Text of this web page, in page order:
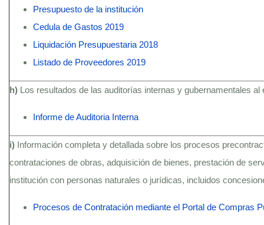
Presupuesto de la institución
Cedula de Gastos 2019
Liquidación Presupuestaria 2018
Listado de Proveedores 2019
h) Los resultados de las auditorías internas y gubernamentales al
Informe de Auditoria Interna
i) Información completa y detallada sobre los procesos
contrataciones de obras, adquisición de bienes, prestación de
institución con personas naturales o jurídicas, incluidos
Procesos de Contratación mediante el Portal de Compras